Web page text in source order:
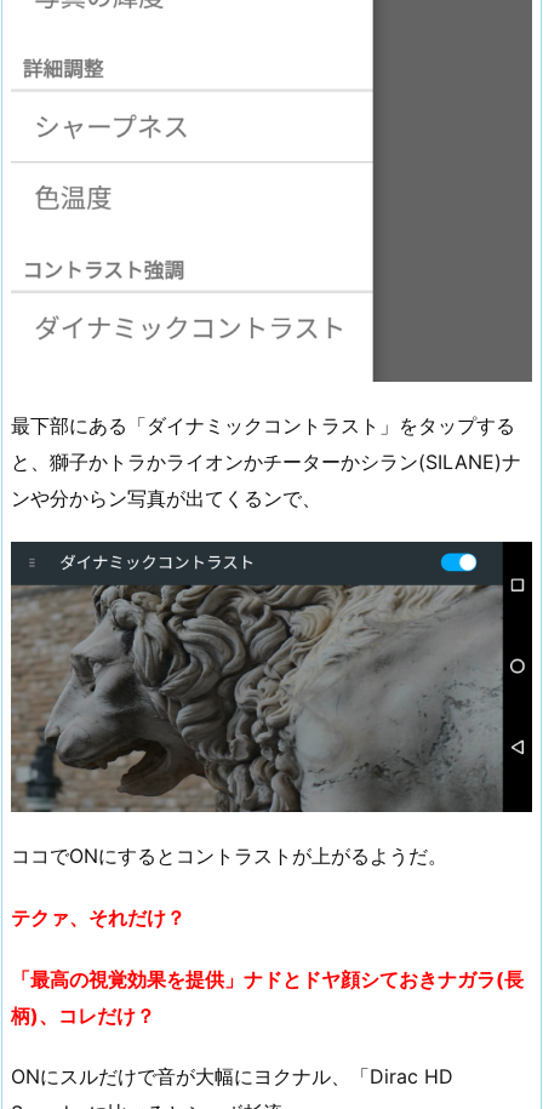
最下部にある「ダイナミックコントラスト」をタップする
と、獅子かトラかライオンかチーターかシラン(SILANE)ナ
ンや分からン写真が出てくるンで、
ココでONにするとコントラストが上がるようだ。
テクァ、それだけ？
「最高の視覚効果を提供」ナドとドヤ顔シておきナガラ(長
柄)、コレだけ？
ONにスルだけで音が大幅にヨクナル、「Dirac HD